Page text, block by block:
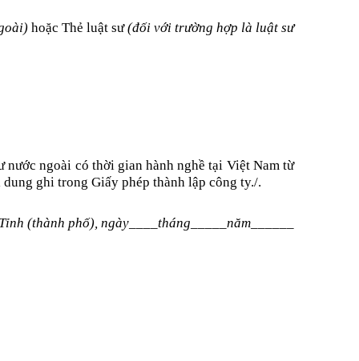
hoặc Thẻ luật sư(đối với trường hợp là luật sư
nước ngoài có thời gian hành nghề tại Việt Nam từ
ghi trong Giấy phép thành lập công ty./.
(thành phố), ngày____tháng_____năm______